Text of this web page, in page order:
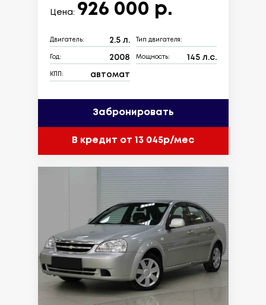
Цена: 926 000 р.
Двигатель: 2.5 л. Тип двигателя:
Год: 2008 Мощность: 145 л.с.
КПП: автомат
Забронировать
В кредит от 13 045р/мес